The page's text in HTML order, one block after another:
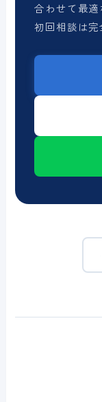
合わせて最適
初回相談は完